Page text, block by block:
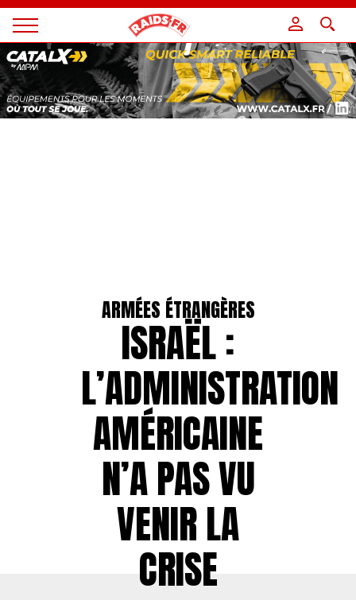
Magazine
Raids
ARMÉES ÉTRANGÈRES
ISRAËL :
L’ADMINISTRATION
AMÉRICAINE
N’A PAS VU
VENIR LA
CRISE
Panneau de gestion des cookies